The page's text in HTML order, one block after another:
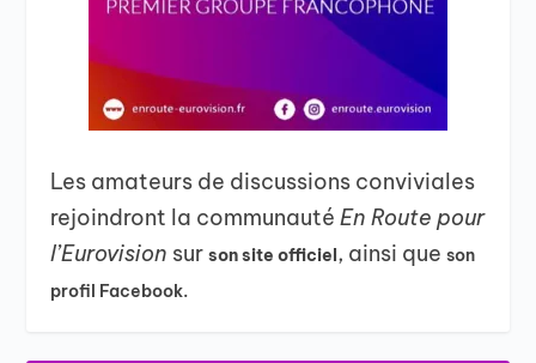
Les amateurs de discussions conviviales
rejoindront la communautéEn Route pour
l’Eurovision surson site officiel, ainsi queson
profil Facebook.